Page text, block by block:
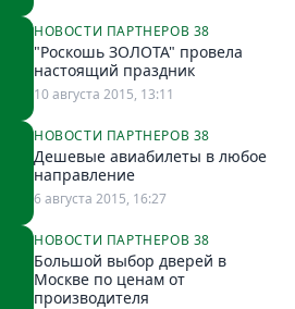
НОВОСТИ ПАРТНЕРОВ 38
"Роскошь ЗОЛОТА" провела
настоящий праздник
10 августа 2015, 13:11
НОВОСТИ ПАРТНЕРОВ 38
Дешевые авиабилеты в любое
направление
6 августа 2015, 16:27
НОВОСТИ ПАРТНЕРОВ 38
Большой выбор дверей в
Москве по ценам от
производителя